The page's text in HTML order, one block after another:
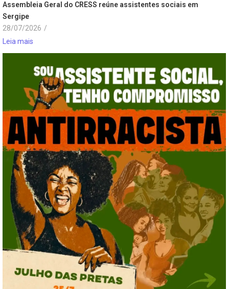
Assembleia Geral do CRESS reúne assistentes sociais em
Sergipe
28/07/2026 /
Leia mais